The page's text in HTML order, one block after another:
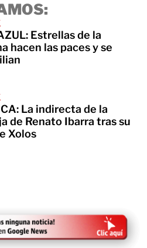
Estrellas de la
hacen las paces y se
La indirecta de la
de Renato Ibarra tras su
Xolos